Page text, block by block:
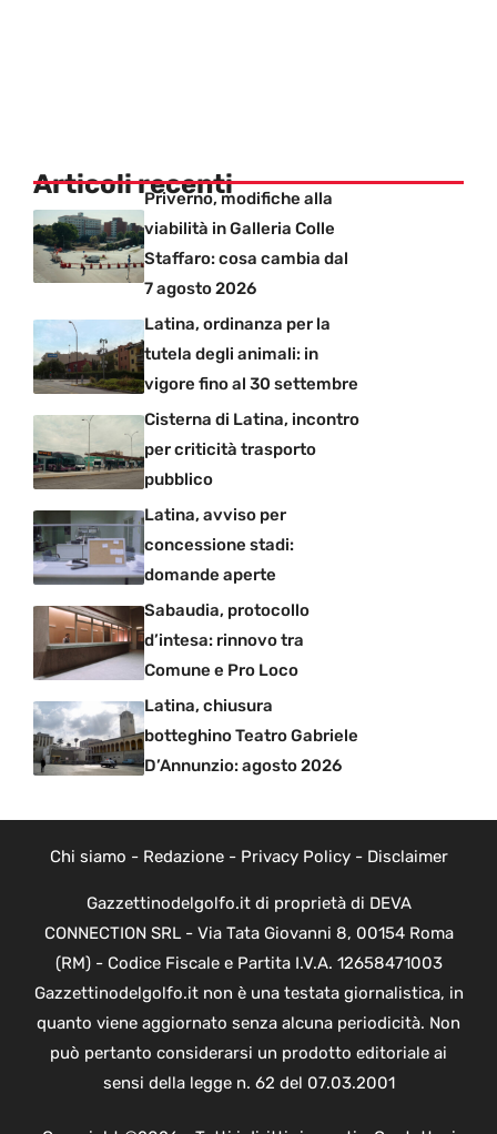
Articoli recentiPriverno, modifiche alla
viabilità in Galleria Colle
Staffaro: cosa cambia dal
7 agosto 2026
Latina, ordinanza per la
tutela degli animali: in
vigore fino al 30 settembre
Cisterna di Latina, incontro
per criticità trasporto
pubblico
Latina, avviso per
concessione stadi:
domande aperte
Sabaudia, protocollo
d’intesa: rinnovo tra
Comune e Pro Loco
Latina, chiusura
botteghino Teatro Gabriele
D’Annunzio: agosto 2026
Chi siamo - Redazione- Privacy Policy- Disclaimer
Gazzettinodelgolfo.it di proprietà di DEVA
CONNECTION SRL - Via Tata Giovanni 8, 00154 Roma
(RM) - Codice Fiscale e Partita I.V.A. 12658471003
Gazzettinodelgolfo.it non è una testata giornalistica, in
quanto viene aggiornato senza alcuna periodicità. Non
può pertanto considerarsi un prodotto editoriale ai
sensi della legge n. 62 del 07.03.2001